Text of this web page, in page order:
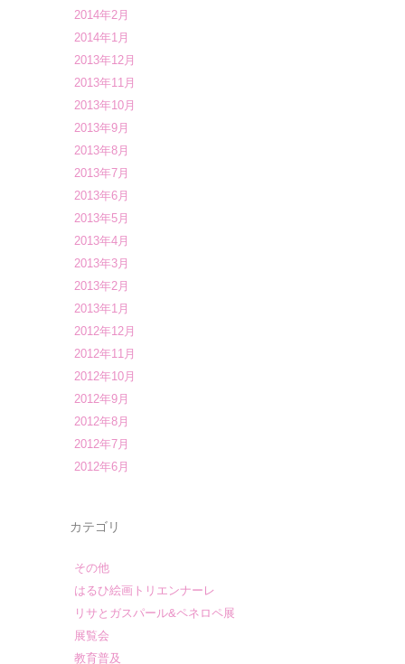
2014年2月
2014年1月
2013年12月
2013年11月
2013年10月
2013年9月
2013年8月
2013年7月
2013年6月
2013年5月
2013年4月
2013年3月
2013年2月
2013年1月
2012年12月
2012年11月
2012年10月
2012年9月
2012年8月
2012年7月
2012年6月
カテゴリ
その他
はるひ絵画トリエンナーレ
リサとガスパール&ペネロペ展
展覧会
教育普及